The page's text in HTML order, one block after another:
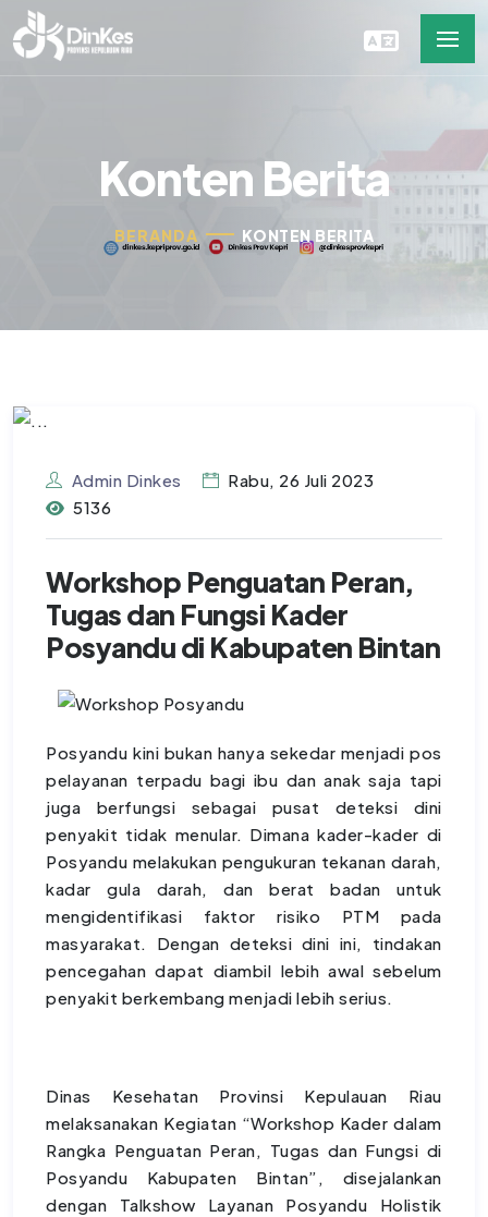
Konten Berita
BERANDA KONTEN BERITA
Admin Dinkes
Rabu, 26 Juli 2023
5136
Workshop Penguatan Peran,
Tugas dan Fungsi Kader
Posyandu di Kabupaten Bintan
Posyandu kini bukan hanya sekedar menjadi pos
pelayanan terpadu bagi ibu dan anak saja tapi
juga berfungsi sebagai pusat deteksi dini
penyakit tidak menular. Dimana kader-kader di
Posyandu melakukan pengukuran tekanan darah,
kadar gula darah, dan berat badan untuk
mengidentifikasi faktor risiko PTM pada
masyarakat. Dengan deteksi dini ini, tindakan
pencegahan dapat diambil lebih awal sebelum
penyakit berkembang menjadi lebih serius.
Dinas Kesehatan Provinsi Kepulauan Riau
melaksanakan Kegiatan “Workshop Kader dalam
Rangka Penguatan Peran, Tugas dan Fungsi di
Posyandu Kabupaten Bintan”, disejalankan
dengan Talkshow Layanan Posyandu Holistik